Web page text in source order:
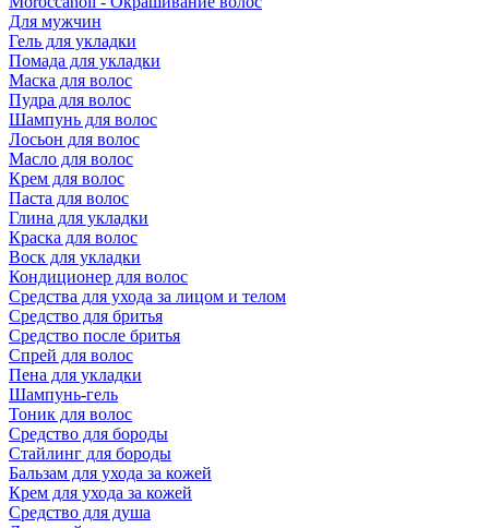
Для мужчин
Гель для укладки
Помада для укладки
Маска для волос
Пудра для волос
Шампунь для волос
Лосьон для волос
Масло для волос
Крем для волос
Паста для волос
Глина для укладки
Краска для волос
Воск для укладки
Кондиционер для волос
Средства для ухода за лицом и телом
Средство для бритья
Средство после бритья
Спрей для волос
Пена для укладки
Шампунь-гель
Тоник для волос
Средство для бороды
Стайлинг для бороды
Бальзам для ухода за кожей
Крем для ухода за кожей
Средство для душа